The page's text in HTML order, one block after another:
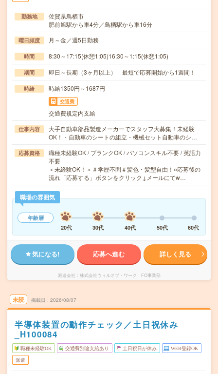
勤務地
佐賀県鳥栖市
肥前旭駅から車4分／鳥栖駅から車16分
曜日頻度 月～金／週5日勤務
時間 8:30～17:15(休憩1:05)16:30～1:15(休憩1:05)
期間 即日～長期（3ヶ月以上） 最短で応募開始から1週間！
時給 時給1350円～1687円
交通費
交通費規定内支給
仕事内容
大手自動車部品製造メーカーでスタッフ大募集！未経験
OK！・自動車のシートの組立・機械セット自動車のシ…
応募資格
職種未経験OK / ブランクOK / パソコンスキル不要 / 英語力
不要
＜未経験OK！＞＃学歴不問＃髪色・髪型自由！○応募後の
流れ「応募する」ボタンをクリック↓メールにてw…
職場の雰囲気
年齢層
20代
30代 40代 50代 60代
気になる! 応募へ進む 詳しく見る
派遣会社 株式会社ウィルオブ・ワーク FO事業部
未読 掲載日 2026/08/07
半導体装置の動作チェック／土日祝休み
_H100084
職種未経験OK 交通費別途支給あり 土日祝日が休み WEB登録OK
派遣